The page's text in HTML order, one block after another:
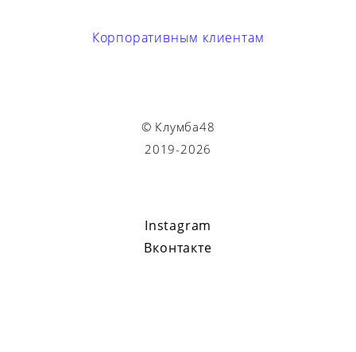
Корпоративным клиентам
© Клумба48
2019-2026
Instagram
Вконтакте